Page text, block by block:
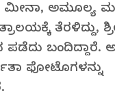
ಅಮೂಲ್ಯ
ತೆರಳಿದ್ದು,
ಪಡೆದು ಬಂದಿದ್ದಾರೆ.
ಫೋಟೊಗಳನ್ನು